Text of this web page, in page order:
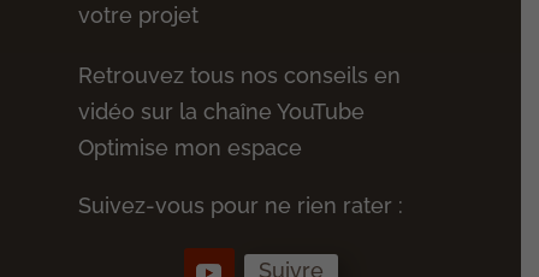
votre projet
Retrouvez tous nos conseils en
vidéo sur la chaîne YouTube
Optimise mon espace
Suivez-vous pour ne rien rater :
Suivre